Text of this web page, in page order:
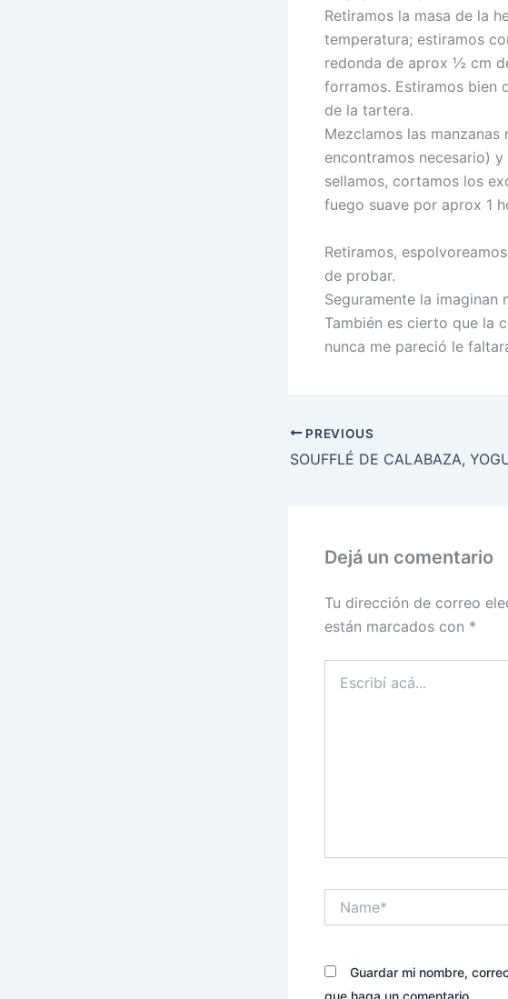
Retiramos la masa de la
temperatura; estiramos
redonda de aprox ½ cm
forramos. Estiramos bien
de la tartera.
Mezclamos las
encontramos necesario)
sellamos, cortamos los
fuego suave por aprox 1
Retiramos,
de probar.
Seguramente la imaginan
También es cierto que la
nunca me pareció le
PREVIOUS
Dejá un comentario
Tu dirección de correo
están marcados con *
acá...
Guardar mi nombre,